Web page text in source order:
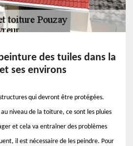
des tuiles dans la
ses environs
qui devront être protégées.
niveau de la toiture, ce sont les pluies
et cela va entraîner des problèmes
il est nécessaire de les peindre. Pour